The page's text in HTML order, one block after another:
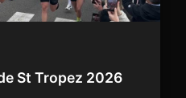
St Tropez 2026